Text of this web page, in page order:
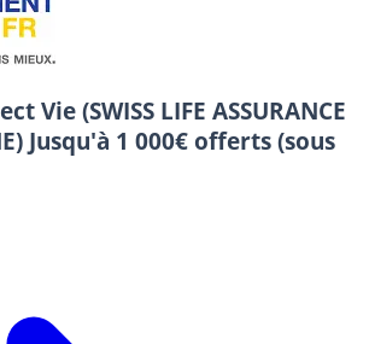
Vie (SWISS LIFE ASSURANCE
Jusqu'à 1 000€ offerts (sous